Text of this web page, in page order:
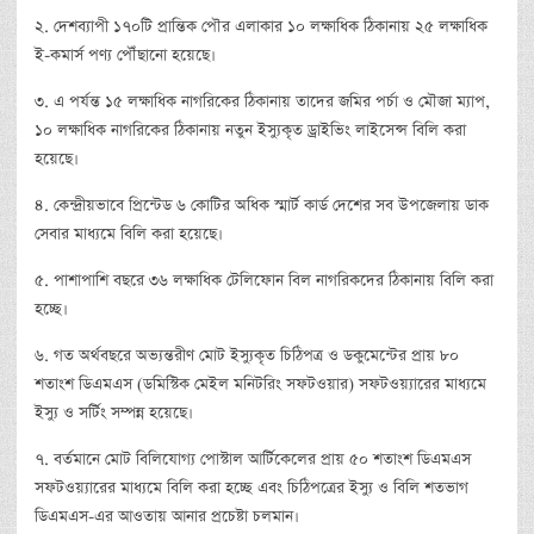
২. দেশব্যাপী ১৭০টি প্রান্তিক পৌর এলাকার ১০ লক্ষাধিক ঠিকানায় ২৫ লক্ষাধিক
ই-কমার্স পণ্য পৌঁছানো হয়েছে।
৩. এ পর্যন্ত ১৫ লক্ষাধিক নাগরিকের ঠিকানায় তাদের জমির পর্চা ও মৌজা ম্যাপ,
১০ লক্ষাধিক নাগরিকের ঠিকানায় নতুন ইস্যুকৃত ড্রাইভিং লাইসেন্স বিলি করা
হয়েছে।
৪. কেন্দ্রীয়ভাবে প্রিন্টেড ৬ কোটির অধিক স্মার্ট কার্ড দেশের সব উপজেলায় ডাক
সেবার মাধ্যমে বিলি করা হয়েছে।
৫. পাশাপাশি বছরে ৩৬ লক্ষাধিক টেলিফোন বিল নাগরিকদের ঠিকানায় বিলি করা
হচ্ছে।
৬. গত অর্থবছরে অভ্যন্তরীণ মোট ইস্যুকৃত চিঠিপত্র ও ডকুমেন্টের প্রায় ৮০
শতাংশ ডিএমএস (ডমিস্টিক মেইল মনিটরিং সফটওয়ার) সফটওয়্যারের মাধ্যমে
ইস্যু ও সর্টিং সম্পন্ন হয়েছে।
৭. বর্তমানে মোট বিলিযোগ্য পোস্টাল আর্টিকেলের প্রায় ৫০ শতাংশ ডিএমএস
সফটওয়্যারের মাধ্যমে বিলি করা হচ্ছে এবং চিঠিপত্রের ইস্যু ও বিলি শতভাগ
ডিএমএস-এর আওতায় আনার প্রচেষ্টা চলমান।